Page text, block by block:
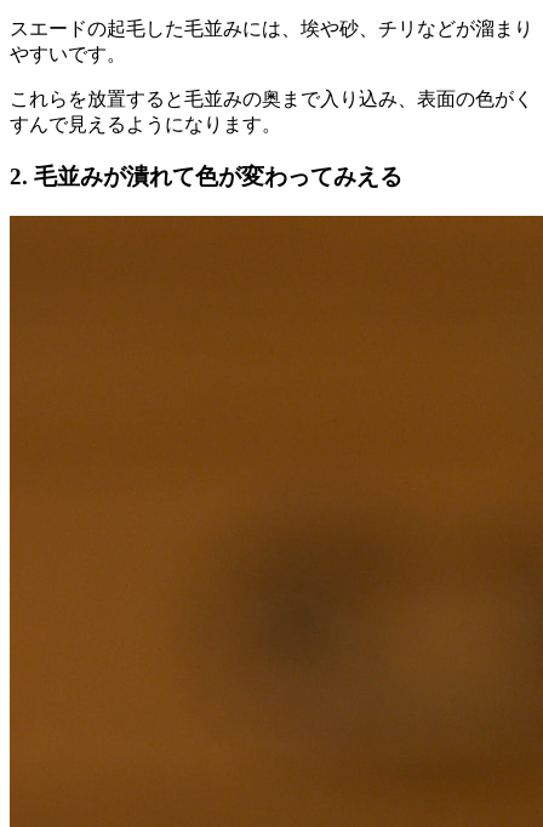
スエードの起毛した毛並みには、埃や砂、チリなどが溜まり
やすいです。
これらを放置すると毛並みの奥まで入り込み、表面の色がく
すんで見えるようになります。
2. 毛並みが潰れて色が変わってみえる